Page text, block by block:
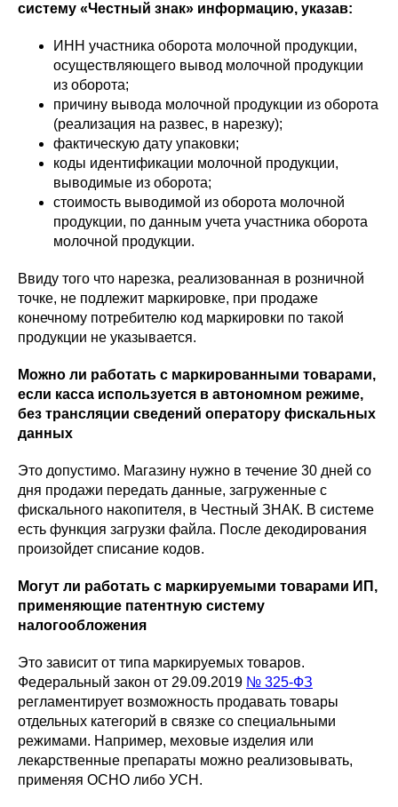
систему «Честный знак» информацию, указав:
ИНН участника оборота молочной продукции,
осуществляющего вывод молочной продукции
из оборота;
причину вывода молочной продукции из оборота
(реализация на развес, в нарезку);
фактическую дату упаковки;
коды идентификации молочной продукции,
выводимые из оборота;
стоимость выводимой из оборота молочной
продукции, по данным учета участника оборота
молочной продукции.
Ввиду того что нарезка, реализованная в розничной
точке, не подлежит маркировке, при продаже
конечному потребителю код маркировки по такой
продукции не указывается.
Можно ли работать с маркированными товарами,
если касса используется в автономном режиме,
без трансляции сведений оператору фискальных
данных
Это допустимо. Магазину нужно в течение 30 дней со
дня продажи передать данные, загруженные с
фискального накопителя, в Честный ЗНАК. В системе
есть функция загрузки файла. После декодирования
произойдет списание кодов.
Могут ли работать с маркируемыми товарами ИП,
применяющие патентную систему
налогообложения
Это зависит от типа маркируемых товаров.
Федеральный закон от 29.09.2019 № 325-ФЗ
регламентирует возможность продавать товары
отдельных категорий в связке со специальными
режимами. Например, меховые изделия или
лекарственные препараты можно реализовывать,
применяя ОСНО либо УСН.